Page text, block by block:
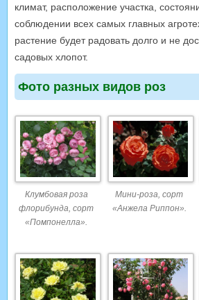
климат, расположение участка,
соблюдении всех самых главных
растение будет радовать долго и не
садовых хлопот.
Фото разных видов роз
Клумбовая роза
флорибунда, сорт
«Помпонелла».
Мини-роза, сорт
«Анжела Риппон».